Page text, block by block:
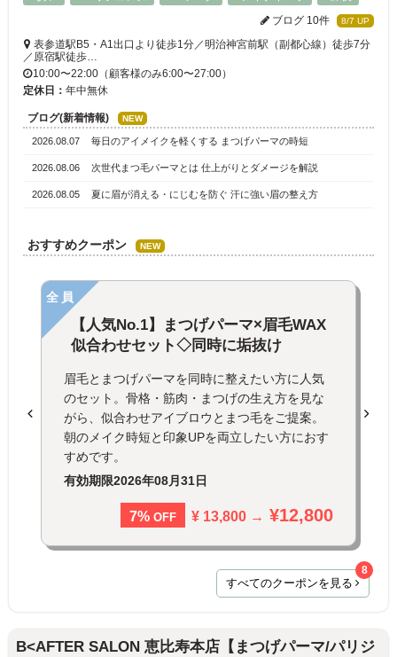
ブログ 10件
8/7 UP
表参道駅B5・A1出口より徒歩1分／明治神宮前駅（副都心線）徒歩7分
／原宿駅徒歩…
10:00〜22:00（顧客様のみ6:00〜27:00）
定休日： 年中無休
ブログ(新着情報) NEW
2026.08.07 毎日のアイメイクを軽くする まつげパーマの時短
2026.08.06 次世代まつ毛パーマとは 仕上がりとダメージを解説
2026.08.05 夏に眉が消える・にじむを防ぐ 汗に強い眉の整え方
おすすめクーポン NEW
全員
【人気No.1】まつげパーマ×眉毛WAX
似合わせセット◇同時に垢抜け
眉毛とまつげパーマを同時に整えたい方に人気
のセット。骨格・筋肉・まつげの生え方を見な
がら、似合わせアイブロウとまつ毛をご提案。
朝のメイク時短と印象UPを両立したい方におす
すめです。
有効期限2026年08月31日
7% OFF ¥ 13,800 → ¥12,800
すべてのクーポンを見る
8
B<AFTER SALON 恵比寿本店【まつげパーマ/パリジ